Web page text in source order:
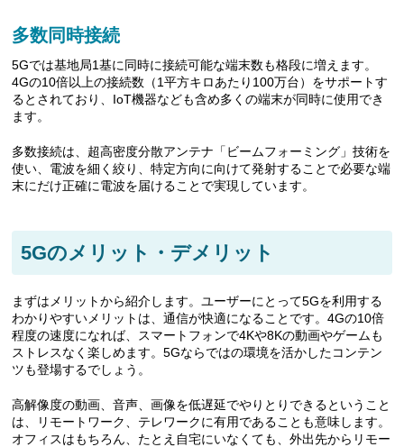
多数同時接続
5Gでは基地局1基に同時に接続可能な端末数も格段に増えます。
4Gの10倍以上の接続数（1平方キロあたり100万台）をサポートす
るとされており、IoT機器なども含め多くの端末が同時に使用でき
ます。
多数接続は、超高密度分散アンテナ「ビームフォーミング」技術を
使い、電波を細く絞り、特定方向に向けて発射することで必要な端
末にだけ正確に電波を届けることで実現しています。
5Gのメリット・デメリット
まずはメリットから紹介します。ユーザーにとって5Gを利用する
わかりやすいメリットは、通信が快適になることです。4Gの10倍
程度の速度になれば、スマートフォンで4Kや8Kの動画やゲームも
ストレスなく楽しめます。5Gならではの環境を活かしたコンテン
ツも登場するでしょう。
高解像度の動画、音声、画像を低遅延でやりとりできるということ
は、リモートワーク、テレワークに有用であることも意味します。
オフィスはもちろん、たとえ自宅にいなくても、外出先からリモー